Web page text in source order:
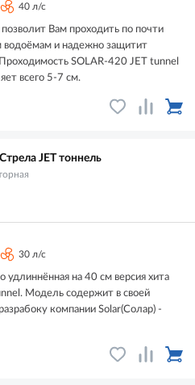
40 л/с
Вам проходить по почти
и надежно защитит
SOLAR-420 JET tunnel
всего 5-7 см.
JET тоннель
30 л/с
на 40 см версия хита
Модель содержит в своей
компании Solar(Солар) -